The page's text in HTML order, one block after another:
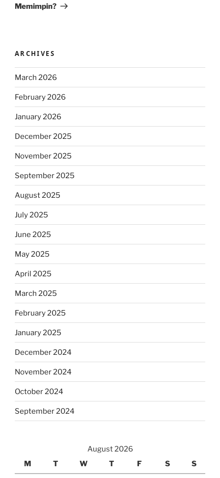
Memimpin?
ARCHIVES
March 2026
February 2026
January 2026
December 2025
November 2025
September 2025
August 2025
July 2025
June 2025
May 2025
April 2025
March 2025
February 2025
January 2025
December 2024
November 2024
October 2024
September 2024
August 2026
M
T W T F S S